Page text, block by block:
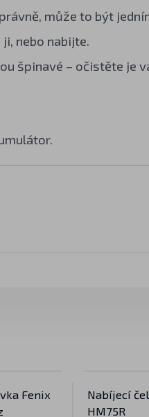
může to být
nebo nabijte.
špinavé – očistěte je
Fenix
Nabíjecí
HM75R